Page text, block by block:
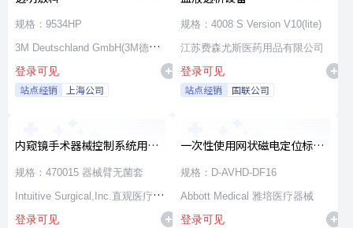
规格：9534HP
3M Deutschland GmbH(3M德国
公司)
登录可见
站点经销 上海公司
规格：4008 S Version V10(lite)
江苏费森尤斯医药用品有限公司
登录可见
站点经销 国联公司
内窥镜手术器械控制系统用无
源器械和附件
规格：470015 器械臂无菌套
Intuitive Surgical,Inc.直观医疗公
司
登录可见
一次性使用网状磁电定位标测
导管
规格：D-AVHD-DF16
Abbott Medical 雅培医疗器械
登录可见